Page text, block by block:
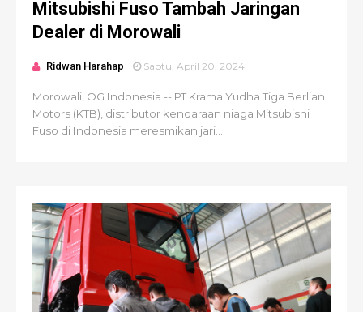
Mitsubishi Fuso Tambah Jaringan
Dealer di Morowali
Ridwan Harahap Sabtu, April 20, 2024
Morowali, OG Indonesia -- PT Krama Yudha Tiga Berlian
Motors (KTB), distributor kendaraan niaga Mitsubishi
Fuso di Indonesia meresmikan jari...